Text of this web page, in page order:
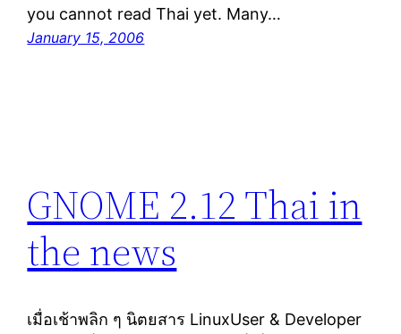
you cannot read Thai yet. Many…
January 15, 2006
GNOME 2.12 Thai in
the news
เมื่อเช้าพลิก ๆ นิตยสาร LinuxUser & Developer